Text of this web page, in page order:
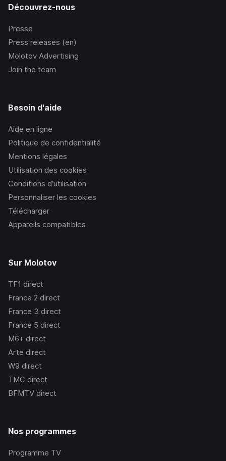
Découvrez-nous
Presse
Press releases (en)
Molotov Advertising
Join the team
Besoin d'aide
Aide en ligne
Politique de confidentialité
Mentions légales
Utilisation des cookies
Conditions d’utilisation
Personnaliser les cookies
Télécharger
Appareils compatibles
Sur Molotov
TF1 direct
France 2 direct
France 3 direct
France 5 direct
M6+ direct
Arte direct
W9 direct
TMC direct
BFMTV direct
Nos programmes
Programme TV